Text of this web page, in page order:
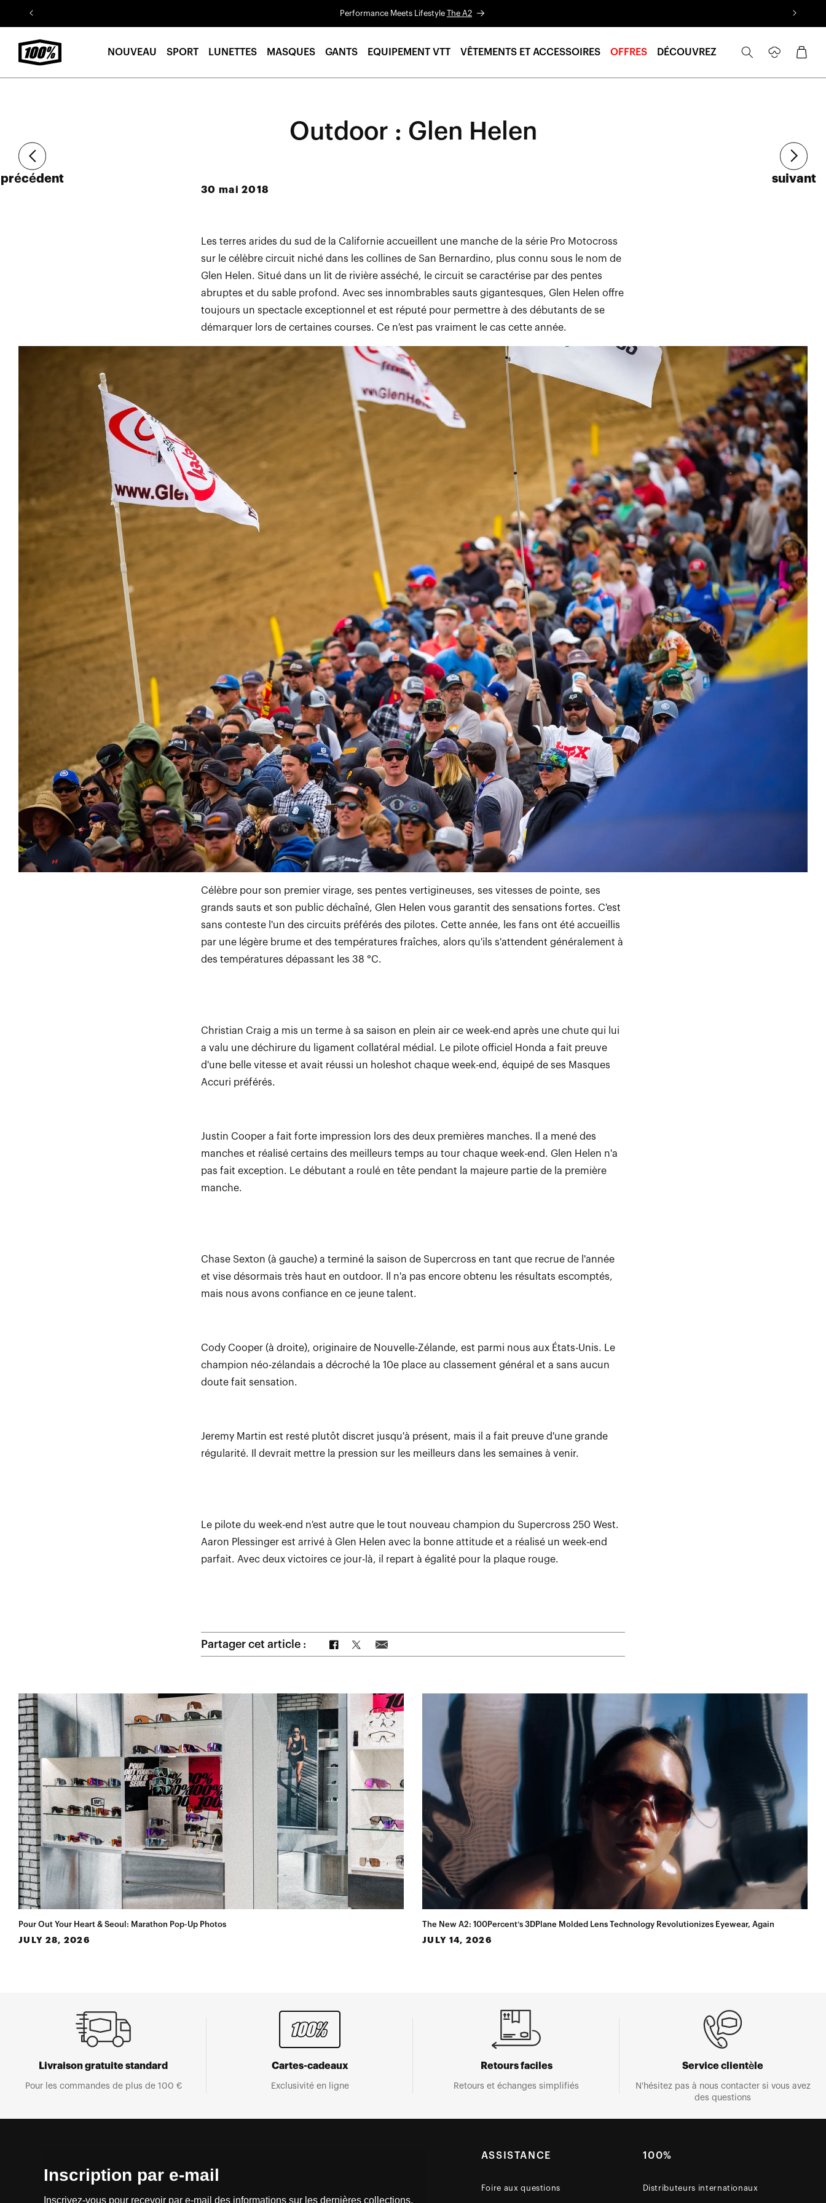
Aller au
contenu
Performance Meets Lifestyle The A2
NOUVEAU SPORT LUNETTES MASQUES GANTS EQUIPEMENT VTT VÊTEMENTS ET ACCESSOIRES OFFRES DÉCOUVREZ
connecter
Panier
Outdoor : Glen Helen
30 mai 2018
Article
précédent Article
suivant
Les terres arides du sud de la Californie accueillent une manche de la série Pro Motocross
sur le célèbre circuit niché dans les collines de San Bernardino, plus connu sous le nom de
Glen Helen. Situé dans un lit de rivière asséché, le circuit se caractérise par des pentes
abruptes et du sable profond. Avec ses innombrables sauts gigantesques, Glen Helen offre
toujours un spectacle exceptionnel et est réputé pour permettre à des débutants de se
démarquer lors de certaines courses. Ce n'est pas vraiment le cas cette année.
Célèbre pour son premier virage, ses pentes vertigineuses, ses vitesses de pointe, ses
grands sauts et son public déchaîné, Glen Helen vous garantit des sensations fortes. C'est
sans conteste l'un des circuits préférés des pilotes. Cette année, les fans ont été accueillis
par une légère brume et des températures fraîches, alors qu'ils s'attendent généralement à
des températures dépassant les 38 °C.
Christian Craig a mis un terme à sa saison en plein air ce week-end après une chute qui lui
a valu une déchirure du ligament collatéral médial. Le pilote officiel Honda a fait preuve
d'une belle vitesse et avait réussi un holeshot chaque week-end, équipé de ses Masques
Accuri préférés.
Justin Cooper a fait forte impression lors des deux premières manches. Il a mené des
manches et réalisé certains des meilleurs temps au tour chaque week-end. Glen Helen n'a
pas fait exception. Le débutant a roulé en tête pendant la majeure partie de la première
manche.
Chase Sexton (à gauche) a terminé la saison de Supercross en tant que recrue de l'année
et vise désormais très haut en outdoor. Il n'a pas encore obtenu les résultats escomptés,
mais nous avons confiance en ce jeune talent.
Cody Cooper (à droite), originaire de Nouvelle-Zélande, est parmi nous aux États-Unis. Le
champion néo-zélandais a décroché la 10e place au classement général et a sans aucun
doute fait sensation.
Jeremy Martin est resté plutôt discret jusqu'à présent, mais il a fait preuve d'une grande
régularité. Il devrait mettre la pression sur les meilleurs dans les semaines à venir.
Le pilote du week-end n'est autre que le tout nouveau champion du Supercross 250 West.
Aaron Plessinger est arrivé à Glen Helen avec la bonne attitude et a réalisé un week-end
parfait. Avec deux victoires ce jour-là, il repart à égalité pour la plaque rouge.
Partager cet article : Partager sur Facebook
Partager sur TwitterPartager par e-mail
Pour Out Your Heart & Seoul: Marathon Pop-Up Photos
JULY 28, 2026
The New A2: 100Percent’s 3DPlane Molded Lens Technology Revolutionizes Eyewear, Again
JULY 14, 2026
Livraison gratuite standard
Pour les commandes de plus de 100 €
Cartes-cadeaux
Exclusivité en ligne
Retours faciles
Retours et échanges simplifiés
Service clientèle
N'hésitez pas à nous contacter si vous avez
des questions
Inscription par e-mail
Inscrivez-vous pour recevoir par e-mail des informations sur les dernières collections,
ASSISTANCE
Foire aux questions
100%
Distributeurs internationaux